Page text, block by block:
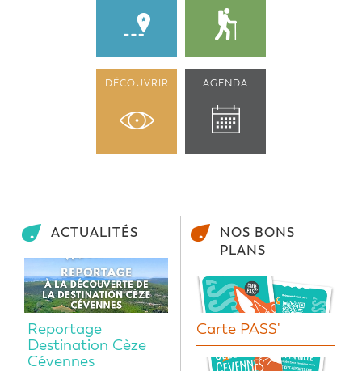
DÉCOUVRIR AGENDA
ACTUALITÉS
Reportage
Destination Cèze
Cévennes
NOS BONS
PLANS
Carte PASS'